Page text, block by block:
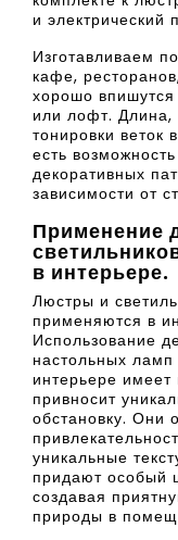
и электрический
Изготавливаем
кафе,
хорошо впишутся
или лофт.
тонировки веток
есть
декоративных
зависимости от
Применение
в интерьере.
Люстры и
применяются в
Использование
настольных
интерьере
привносит
обстановку. Они
уникальные
придают особый
создавая
природы в